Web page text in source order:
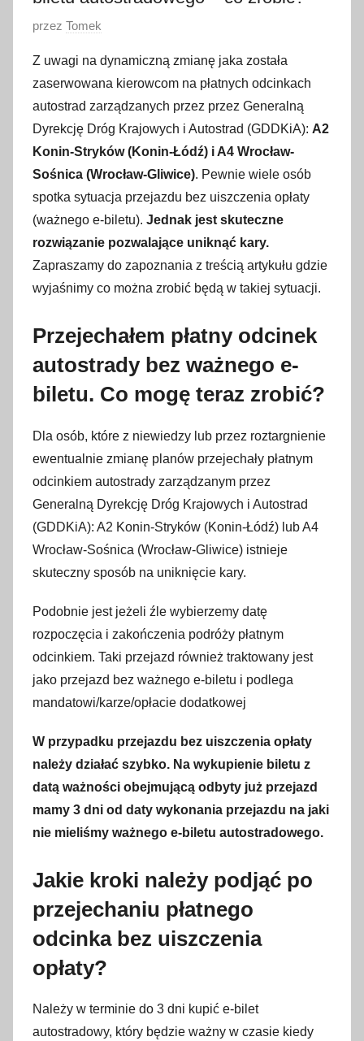
O
u
b
l
i
k
o
w
a
n
o
u
d
n
i
2
1
przez Tomek
Z uwagi na dynamiczną zmianę jaka została
zaserwowana kierowcom na płatnych odcinkach
autostrad zarządzanych przez przez Generalną
Dyrekcję Dróg Krajowych i Autostrad (GDDKiA): A2
Konin-Stryków (Konin-Łódź) i A4 Wrocław-
Sośnica (Wrocław-Gliwice). Pewnie wiele osób
spotka sytuacja przejazdu bez uiszczenia opłaty
(ważnego e-biletu). Jednak jest skuteczne
rozwiązanie pozwalające uniknąć kary.
Zapraszamy do zapoznania z treścią artykułu gdzie
wyjaśnimy co można zrobić będą w takiej sytuacji.
Przejechałem płatny odcinek
autostrady bez ważnego e-
biletu. Co mogę teraz zrobić?
Dla osób, które z niewiedzy lub przez roztargnienie
ewentualnie zmianę planów przejechały płatnym
odcinkiem autostrady zarządzanym przez
Generalną Dyrekcję Dróg Krajowych i Autostrad
(GDDKiA): A2 Konin-Stryków (Konin-Łódź) lub A4
Wrocław-Sośnica (Wrocław-Gliwice) istnieje
skuteczny sposób na uniknięcie kary.
Podobnie jest jeżeli źle wybierzemy datę
rozpoczęcia i zakończenia podróży płatnym
odcinkiem. Taki przejazd również traktowany jest
jako przejazd bez ważnego e-biletu i podlega
mandatowi/karze/opłacie dodatkowej
W przypadku przejazdu bez uiszczenia opłaty
należy działać szybko. Na wykupienie biletu z
datą ważności obejmującą odbyty już przejazd
mamy 3 dni od daty wykonania przejazdu na jaki
nie mieliśmy ważnego e-biletu autostradowego.
Jakie kroki należy podjąć po
przejechaniu płatnego
odcinka bez uiszczenia
opłaty?
Należy w terminie do 3 dni kupić e-bilet
autostradowy, który będzie ważny w czasie kiedy